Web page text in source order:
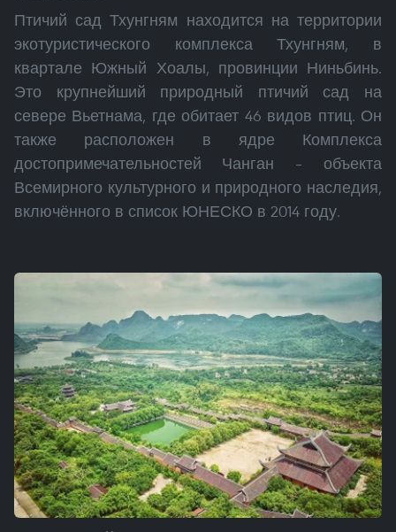
Птичий сад Тхунгням находится на территории
экотуристического комплекса Тхунгням, в
квартале Южный Хоалы, провинции Ниньбинь.
Это крупнейший природный птичий сад на
севере Вьетнама, где обитает 46 видов птиц. Он
также расположен в ядре Комплекса
достопримечательностей Чанган – объекта
Всемирного культурного и природного наследия,
включённого в список ЮНЕСКО в 2014 году.